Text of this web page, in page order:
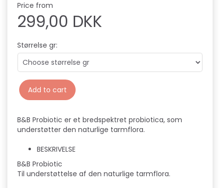
Price from
299,00 DKK
Størrelse gr:
Add to cart
B&B Probiotic er et bredspektret probiotica, som
understøtter den naturlige tarmflora.
BESKRIVELSE
B&B Probiotic
Til understøttelse af den naturlige tarmflora.